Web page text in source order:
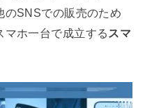
のSNSでの販売のため
マホ一台で成立する スマ